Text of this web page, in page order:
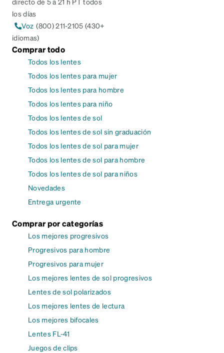
los días
Voz (800) 211-2105 (430+
idiomas)
Comprar todo
Todos los lentes
Todos los lentes para mujer
Todos los lentes para hombre
Todos los lentes para niño
Todos los lentes de sol
Todos los lentes de sol sin graduación
Todos los lentes de sol para mujer
Todos los lentes de sol para hombre
Todos los lentes de sol para niños
Novedades
Entrega urgente
Comprar por categorías
Los mejores progresivos
Progresivos para hombre
Progresivos para mujer
Los mejores lentes de sol progresivos
Lentes de sol polarizados
Los mejores lentes de lectura
Los mejores bifocales
Lentes FL-41
Juegos de clips